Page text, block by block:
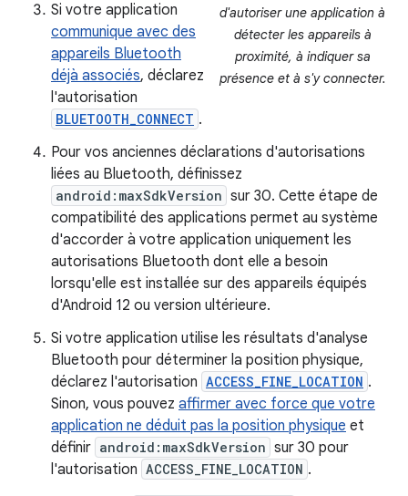
d'autoriser une application à
détecter les appareils à
proximité, à indiquer sa
présence et à s'y connecter.
Si votre application
communique avec des
appareils Bluetooth
déjà associés, déclarez
l'autorisation
BLUETOOTH_CONNECT .
Pour vos anciennes déclarations d'autorisations
liées au Bluetooth, définissez
android:maxSdkVersion sur 30. Cette étape de
compatibilité des applications permet au système
d'accorder à votre application uniquement les
autorisations Bluetooth dont elle a besoin
lorsqu'elle est installée sur des appareils équipés
d'Android 12 ou version ultérieure.
Si votre application utilise les résultats d'analyse
Bluetooth pour déterminer la position physique,
déclarez l'autorisation ACCESS_FINE_LOCATION .
Sinon, vous pouvez affirmer avec force que votre
application ne déduit pas la position physique et
définir android:maxSdkVersion sur 30 pour
l'autorisation ACCESS_FINE_LOCATION .